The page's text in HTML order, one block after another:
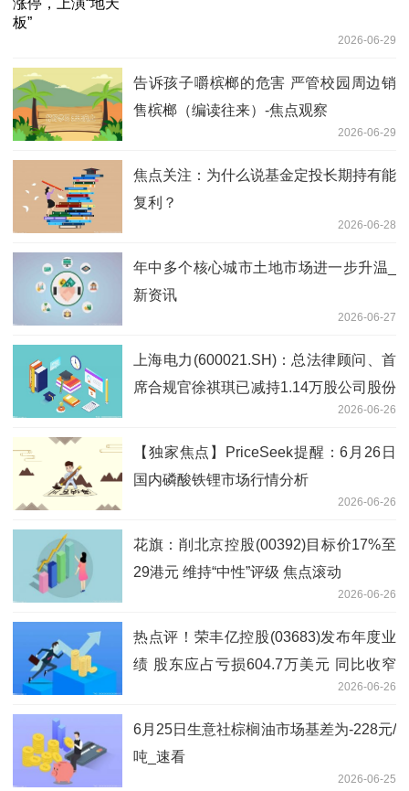
2026-06-29
告诉孩子嚼槟榔的危害 严管校园周边销
售槟榔（编读往来）-焦点观察
2026-06-29
焦点关注：为什么说基金定投长期持有能
复利？
2026-06-28
年中多个核心城市土地市场进一步升温_
新资讯
2026-06-27
上海电力(600021.SH)：总法律顾问、首
席合规官徐祺琪已减持1.14万股公司股份
2026-06-26
【独家焦点】PriceSeek提醒：6月26日
国内磷酸铁锂市场行情分析
2026-06-26
花旗：削北京控股(00392)目标价17%至
29港元 维持“中性”评级 焦点滚动
2026-06-26
热点评！荣丰亿控股(03683)发布年度业
绩 股东应占亏损604.7万美元 同比收窄
2026-06-26
6月25日生意社棕榈油市场基差为-228元/
吨_速看
2026-06-25